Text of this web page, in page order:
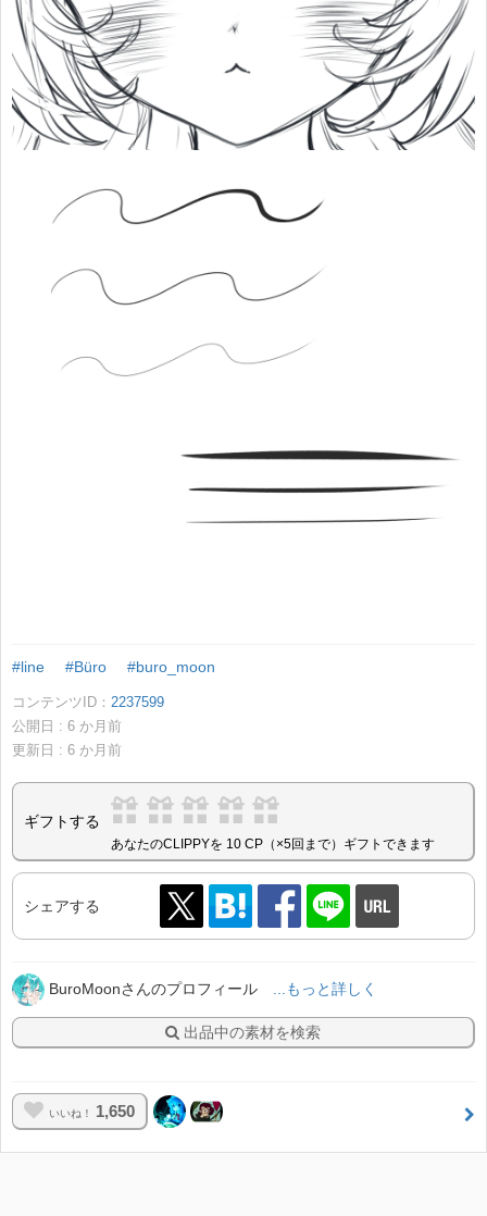
#line #Büro #buro_moon
コンテンツID： 2237599
公開日 : 6 か月前
更新日 : 6 か月前
ギフトする
あなたのCLIPPYを 10 CP（×5回まで）ギフトできます
シェアする
BuroMoonさんのプロフィール ...もっと詳しく
出品中の素材を検索
いいね！ 1,650